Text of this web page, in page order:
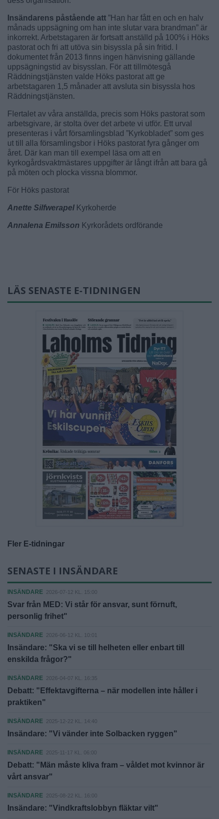
Insändarens påstående att ”Han har fått en och en halv
månads uppsägning om han inte slutar vara brandman” är
inkorrekt. Arbetstagaren är fortsatt anställd på 100% i Höks
pastorat och fri att utöva sin bisyssla på sin fritid. I
dokumentet från 2013 finns ingen hänvisning gällande
uppsägningstid av bisysslan. För att tillmötesgå
Räddningstjänsten valde Höks pastorat att ge
arbetstagaren 1,5 månader att avsluta sin bisyssla hos
Räddningstjänsten.
Flertalet av våra anställda, precis som Höks pastorat som
arbetsgivare, är stolta över det arbete vi utför. Ett urval
presenteras i vårt församlingsblad ”Kyrkobladet” som ges
ut till alla församlingsbor i Höks pastorat fyra gånger om
året. Där kan man till exempel läsa om att en
kyrkogårdsvaktmästares uppgifter är långt ifrån att bara gå
på möten och plocka vissna blommor.
För Höks pastorat
Anette SilfwerapelKyrkoherde
Annalena Emilsson Kyrkorådets ordförande
LÄS SENASTE E-TIDNINGEN
Fler E-tidningar
SENASTE I INSÄNDARE
INSÄNDARE 2026-07-12 KL. 15:00
Svar från MED: Vi står för ansvar, sunt förnuft,
personlig frihet"
INSÄNDARE 2026-06-12 KL. 10:01
Insändare: "Ska vi se till helheten eller enbart till
enskilda frågor?"
INSÄNDARE 2026-04-07 KL. 16:35
Debatt: "Effektavgifterna – när modellen inte håller i
praktiken"
INSÄNDARE 2025-12-22 KL. 14:40
Insändare: "Vi vänder inte Solbacken ryggen"
INSÄNDARE 2025-11-17 KL. 06:00
Debatt: "Män måste kliva fram – våldet mot kvinnor är
vårt ansvar"
INSÄNDARE 2025-08-22 KL. 16:00
Insändare: "Vindkraftslobbyn fläktar vilt"